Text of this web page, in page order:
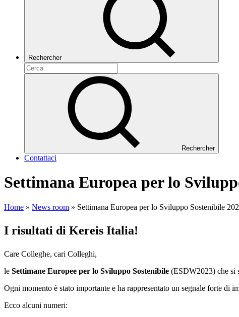
Rechercher
Rechercher
Contattaci
Settimana Europea per lo
Home » News room » Settimana Europea per lo Sviluppo Sostenibile
I risultati di Kereis Italia!
Care Colleghe, cari Colleghi,
le Settimane Europee per lo Sviluppo Sostenibile (ESDW2023) che si
Ogni momento è stato importante e ha rappresentato un segnale forte di
Ecco alcuni numeri: